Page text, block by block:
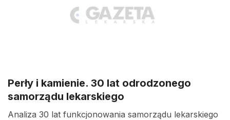
Perły i kamienie. 30 lat odrodzonego
samorządu lekarskiego
Analiza 30 lat funkcjonowania samorządu lekarskiego